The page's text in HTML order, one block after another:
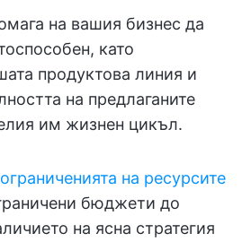
на вашия бизнес да
като
продуктова линия и
на предлаганите
им жизнен цикъл.
ограниченията на ресурсите
бюджети до
на ясна стратегия